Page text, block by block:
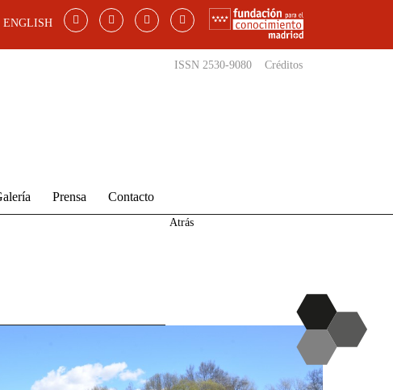
ENGLISH
ISSN 2530-9080 Créditos
Prensa Contacto
Atrás